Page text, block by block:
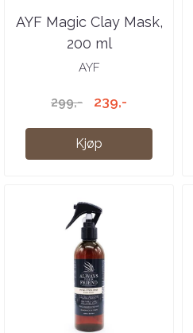
AYF Magic Clay Mask,
200 ml
AYF
299,- 239,-
Kjøp